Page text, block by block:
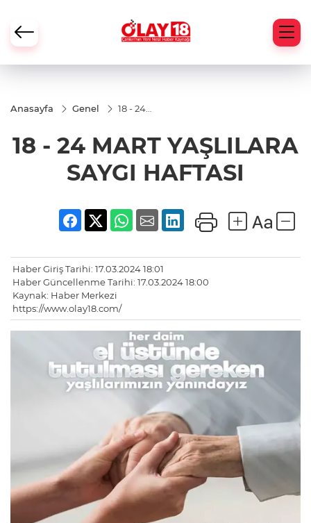
Anasayfa Genel
18 - 24
SAYGI
HAFTASI
18 - 24 MART YAŞLILARA
SAYGI HAFTASI
Haber Giriş Tarihi: 17.03.2024 18:01
Haber Güncellenme Tarihi: 17.03.2024 18:00
Kaynak: Haber Merkezi
https://www.olay18.com/